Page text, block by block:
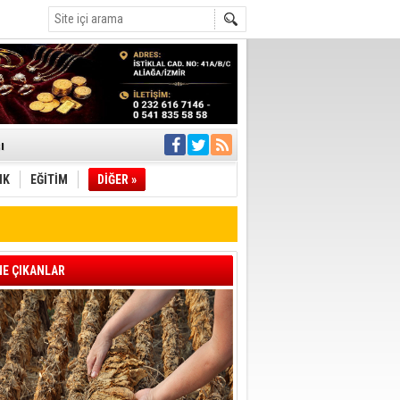
İletti
müdahale
Geçti
EĞİTİM DİĞER »
ÇIKANLAR